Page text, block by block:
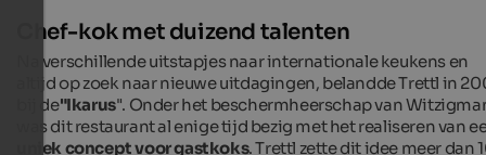
Chef-kok met duizend talenten
Na verschillende uitstapjes naar internationale keukens en
altijd op zoek naar nieuwe uitdagingen, belandde Trettl in
bij de"Ikarus". Onder het beschermheerschap van
was dit restaurant al enige tijd bezig met het realiseren van
uniek concept voor gastkoks. Trettl zette dit idee meer dan